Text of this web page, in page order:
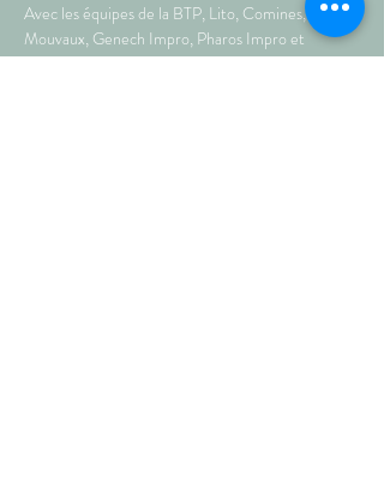
Avec les équipes de la BTP, Lito, Comines,
Mouvaux, Genech Impro, Pharos Impro et
Strandovie et les ZINC